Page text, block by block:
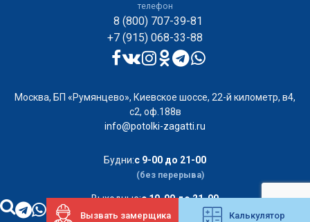
Вызвать замерщика Калькулятор
телефон
8 (800) 707-39-81
+7 (915) 068-33-88
Москва, БП «Румянцево», Киевское шоссе, 22-й километр, в4,
с2, оф.188в
info@potolki-zagatti.ru
Будни:с 9-00 до 21-00
(без перерыва)
Выходные:с 10-00 до 21-00